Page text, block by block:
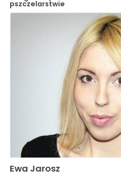
pszczelarstwie
Ewa Jarosz